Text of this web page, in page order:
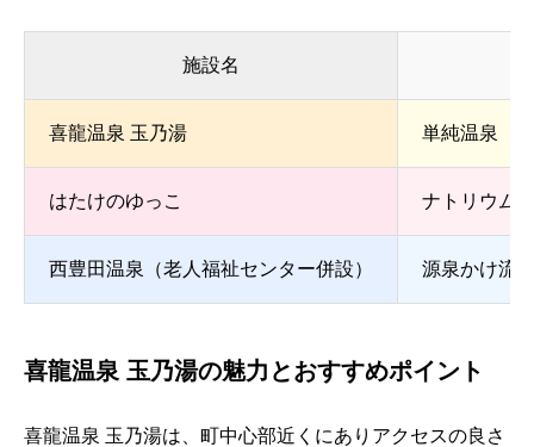
施設名
喜龍温泉 玉乃湯 単純温泉（
はたけのゆっこ ナトリウム
西豊田温泉（老人福祉センター併設） 源泉かけ流
喜龍温泉 玉乃湯の魅力とおすすめポイント
喜龍温泉 玉乃湯は、町中心部近くにありアクセスの良さ